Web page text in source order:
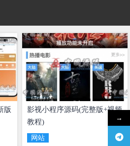
为您加载新内容
版
影视小程序源码(完整版+视频
教程)
网站
→